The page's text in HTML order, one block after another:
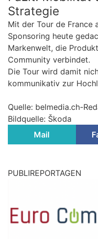
Strategie
Mit der Tour de France
Sponsoring heute
Markenwelt, die
Community verbindet.
Die Tour wird damit
kommunikativ zur
Quelle: belmedia.ch-
Bildquelle: Škoda
Mail
PUBLIREPORTAGEN